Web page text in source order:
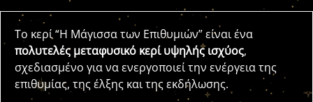
Το κερί “Η Μάγισσα των Επιθυμιών” είναι ένα
πολυτελές μεταφυσικό κερί υψηλής ισχύος,
σχεδιασμένο για να ενεργοποιεί την ενέργεια της
επιθυμίας, της έλξης και της εκδήλωσης.